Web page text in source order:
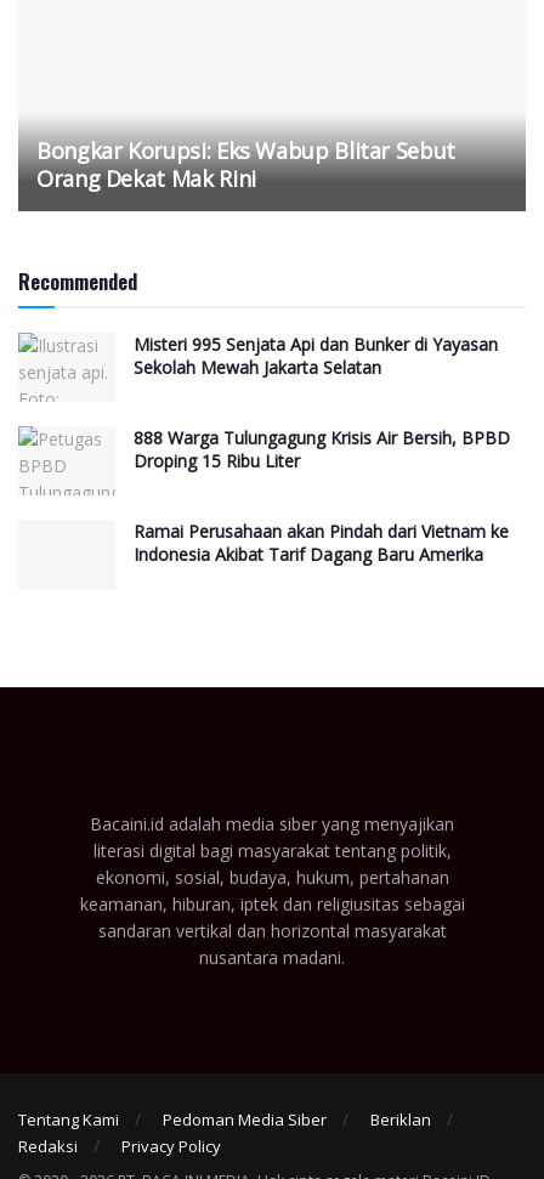
Bongkar Korupsi: Eks Wabup Blitar Sebut
Orang Dekat Mak Rini
Recommended
Misteri 995 Senjata Api dan Bunker di Yayasan
Sekolah Mewah Jakarta Selatan
888 Warga Tulungagung Krisis Air Bersih, BPBD
Droping 15 Ribu Liter
Ramai Perusahaan akan Pindah dari Vietnam ke
Indonesia Akibat Tarif Dagang Baru Amerika
Bacaini.id adalah media siber yang menyajikan
literasi digital bagi masyarakat tentang politik,
ekonomi, sosial, budaya, hukum, pertahanan
keamanan, hiburan, iptek dan religiusitas sebagai
sandaran vertikal dan horizontal masyarakat
nusantara madani.
Tentang Kami Pedoman Media Siber
Beriklan
Redaksi
Privacy Policy